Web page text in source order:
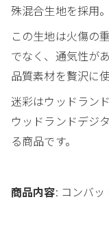
殊混合生地を採用。
この生地は火傷の
でなく、通気性が
品質素材を贅沢に
迷彩はウッドラン
ウッドランドデジ
る商品です。
商品内容: コンバ